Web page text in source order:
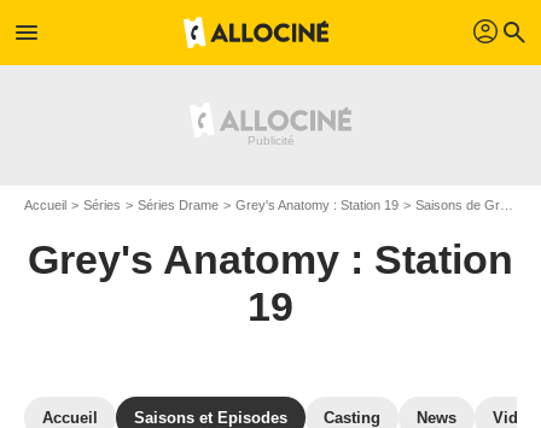
menu profil search
Accueil Séries Séries Drame Grey's Anatomy : Station 19 Saisons de Grey's Anatomy : Station 19
Grey's Anatomy : Station
19
Accueil Saisons et Episodes Casting News